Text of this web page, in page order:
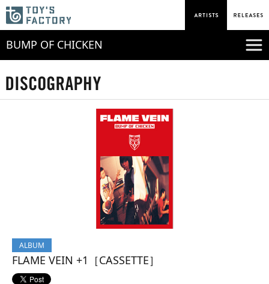
BUMP OF CHICKEN
ALBUM
FLAME VEIN +1［CASSETTE］